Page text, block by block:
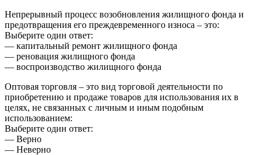
Непрерывный процесс возобновления жилищного фонда и
предотвращения его преждевременного износа – это:
Выберите один ответ:
— капитальный ремонт жилищного фонда
— реновация жилищного фонда
— воспроизводство жилищного фонда
Оптовая торговля – это вид торговой деятельности по
приобретению и продаже товаров для использования их в
целях, не связанных с личным и иным подобным
использованием:
Выберите один ответ:
— Верно
— Неверно